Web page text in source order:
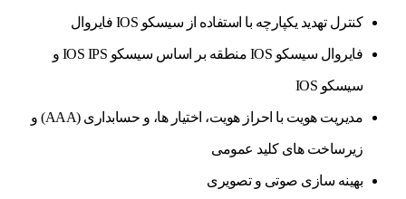
کنترل تهدید یکپارچه با استفاده از سیسکو IOS فایروال
فایروال سیسکو IOS منطقه بر اساس سیسکو IOS IPS و
سیسکو IOS
مدیریت هویت با احراز هویت، اختیار ها، و حسابداری (AAA) و
زیرساخت های کلید عمومی
بهینه سازی صوتی و تصویری